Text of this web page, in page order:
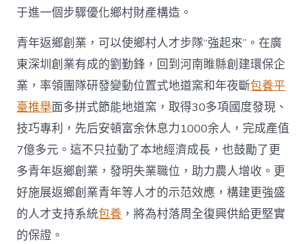
于進一個步驟優化鄉村財產構造。
青年返鄉創業，可以使鄉村人才步隊“強起來”。在廣
東深圳創業有成的劉勤鋒，回到河南睢縣創建環保企
業，率領團隊研發變動位置式地道窯和年夜斷包養平
臺推舉面多拼式節能地道窯，取得30多項國度發現、
技巧專利，先后安頓富余休息力1000余人，完成產值
7億多元。這不只拉動了本地經濟成長，也鼓勵了更
多青年返鄉創業，發明失業職位，助力農人增收。更
好施展返鄉創業青年等人才的示范效應，構建更強盛
的人才支持系統包養 ，將為村落周全復興供給更堅實
的保證。